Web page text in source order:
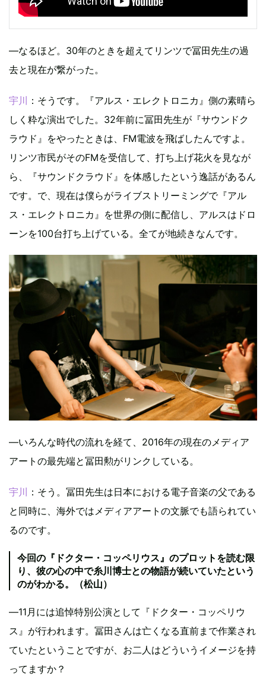
―なるほど。30年のときを超えてリンツで冨田先生の過
去と現在が繋がった。
宇川 ：そうです。『アルス・エレクトロニカ』側の素晴ら
しく粋な演出でした。32年前に冨田先生が『サウンドク
ラウド』をやったときは、FM電波を飛ばしたんですよ。
リンツ市民がそのFMを受信して、打ち上げ花火を見なが
ら、『サウンドクラウド』を体感したという逸話があるん
です。で、現在は僕らがライブストリーミングで『アル
ス・エレクトロニカ』を世界の側に配信し、アルスはドロ
ーンを100台打ち上げている。全てが地続きなんです。
―いろんな時代の流れを経て、2016年の現在のメディア
アートの最先端と冨田勲がリンクしている。
宇川 ：そう。冨田先生は日本における電子音楽の父である
と同時に、海外ではメディアアートの文脈でも語られてい
るのです。
今回の『ドクター・コッペリウス』のプロットを読む限
り、彼の心の中で糸川博士との物語が続いていたという
のがわかる。（松山）
―11月には追悼特別公演として『ドクター・コッペリウ
ス』が行われます。冨田さんは亡くなる直前まで作業され
ていたということですが、お二人はどういうイメージを持
ってますか？